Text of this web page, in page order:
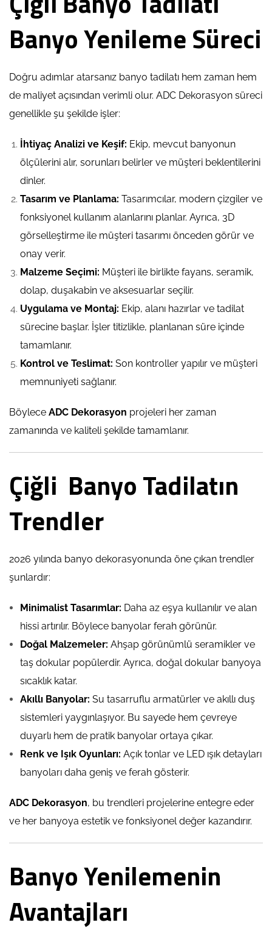
Banyo Yenileme Süreci
Doğru adımlar atarsanız banyo tadilatı hem zaman hem
de maliyet açısından verimli olur. ADC Dekorasyon süreci
genellikle şu şekilde işler:
İhtiyaç Analizi ve Keşif: Ekip, mevcut banyonun
ölçülerini alır, sorunları belirler ve müşteri beklentilerini
dinler.
Tasarım ve Planlama: Tasarımcılar, modern çizgiler ve
fonksiyonel kullanım alanlarını planlar. Ayrıca, 3D
görselleştirme ile müşteri tasarımı önceden görür ve
onay verir.
Malzeme Seçimi: Müşteri ile birlikte fayans, seramik,
dolap, duşakabin ve aksesuarlar seçilir.
Uygulama ve Montaj: Ekip, alanı hazırlar ve tadilat
sürecine başlar. İşler titizlikle, planlanan süre içinde
tamamlanır.
Kontrol ve Teslimat: Son kontroller yapılır ve müşteri
memnuniyeti sağlanır.
Böylece ADC Dekorasyon projeleri her zaman
zamanında ve kaliteli şekilde tamamlanır.
Çiğli Banyo Tadilatın
Trendler
2026 yılında banyo dekorasyonunda öne çıkan trendler
şunlardır:
Minimalist Tasarımlar: Daha az eşya kullanılır ve alan
hissi artırılır. Böylece banyolar ferah görünür.
Doğal Malzemeler: Ahşap görünümlü seramikler ve
taş dokular popülerdir. Ayrıca, doğal dokular banyoya
sıcaklık katar.
Akıllı Banyolar: Su tasarruflu armatürler ve akıllı duş
sistemleri yaygınlaşıyor. Bu sayede hem çevreye
duyarlı hem de pratik banyolar ortaya çıkar.
Renk ve Işık Oyunları: Açık tonlar ve LED ışık detayları
banyoları daha geniş ve ferah gösterir.
ADC Dekorasyon, bu trendleri projelerine entegre eder
ve her banyoya estetik ve fonksiyonel değer kazandırır.
Banyo Yenilemenin
Avantajları